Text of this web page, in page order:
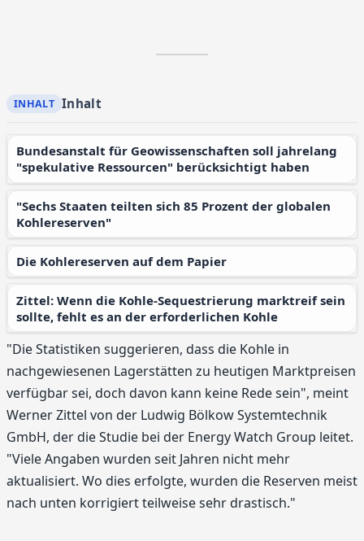
Inhalt
Bundesanstalt für Geowissenschaften soll jahrelang
"spekulative Ressourcen" berücksichtigt haben
"Sechs Staaten teilten sich 85 Prozent der globalen
Kohlereserven"
Die Kohlereserven auf dem Papier
Zittel: Wenn die Kohle-Sequestrierung marktreif sein
sollte, fehlt es an der erforderlichen Kohle
"Die Statisti­ken suggerieren, dass die Kohle in
nachgewiesenen Lagerstätten zu heutigen Markt­preisen
verfügbar sei, doch davon kann keine Rede sein", meint
Werner Zittel von der Ludwig Bölkow Systemtechnik
GmbH, der die Studie bei der Energy Watch Group leitet.
"Viele Angaben wurden seit Jahren nicht mehr
aktualisiert. Wo dies erfolgte, wurden die Reserven meist
nach unten korrigiert teilweise sehr drastisch."